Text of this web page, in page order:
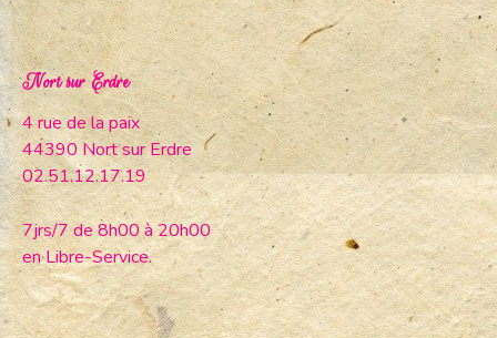
Nort sur Erdre
4 rue de la paix
44390 Nort sur Erdre
02.51.12.17.19
7jrs/7 de 8h00 à 20h00
en Libre-Service.